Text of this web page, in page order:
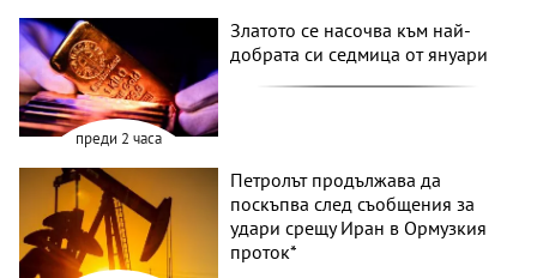
преди 2 часа
Златото се насочва към най-
добрата си седмица от януари
Петролът продължава да
поскъпва след съобщения за
удари срещу Иран в Ормузкия
проток*